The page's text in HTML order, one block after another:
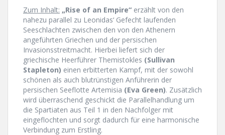
Zum Inhalt: „Rise of an Empire“ erzählt von den
nahezu parallel zu Leonidas‘ Gefecht laufenden
Seeschlachten zwischen den von den Athenern
angeführten Griechen und der persischen
Invasionsstreitmacht. Hierbei liefert sich der
griechische Heerführer Themistokles (Sullivan
Stapleton) einen erbitterten Kampf, mit der sowohl
schönen als auch blutrünstigen Anführerin der
persischen Seeflotte Artemisia (Eva Green). Zusätzlich
wird überraschend geschickt die Parallelhandlung um
die Spartiaten aus Teil 1 in den Nachfolger mit
eingeflochten und sorgt dadurch für eine harmonische
Verbindung zum Erstling.